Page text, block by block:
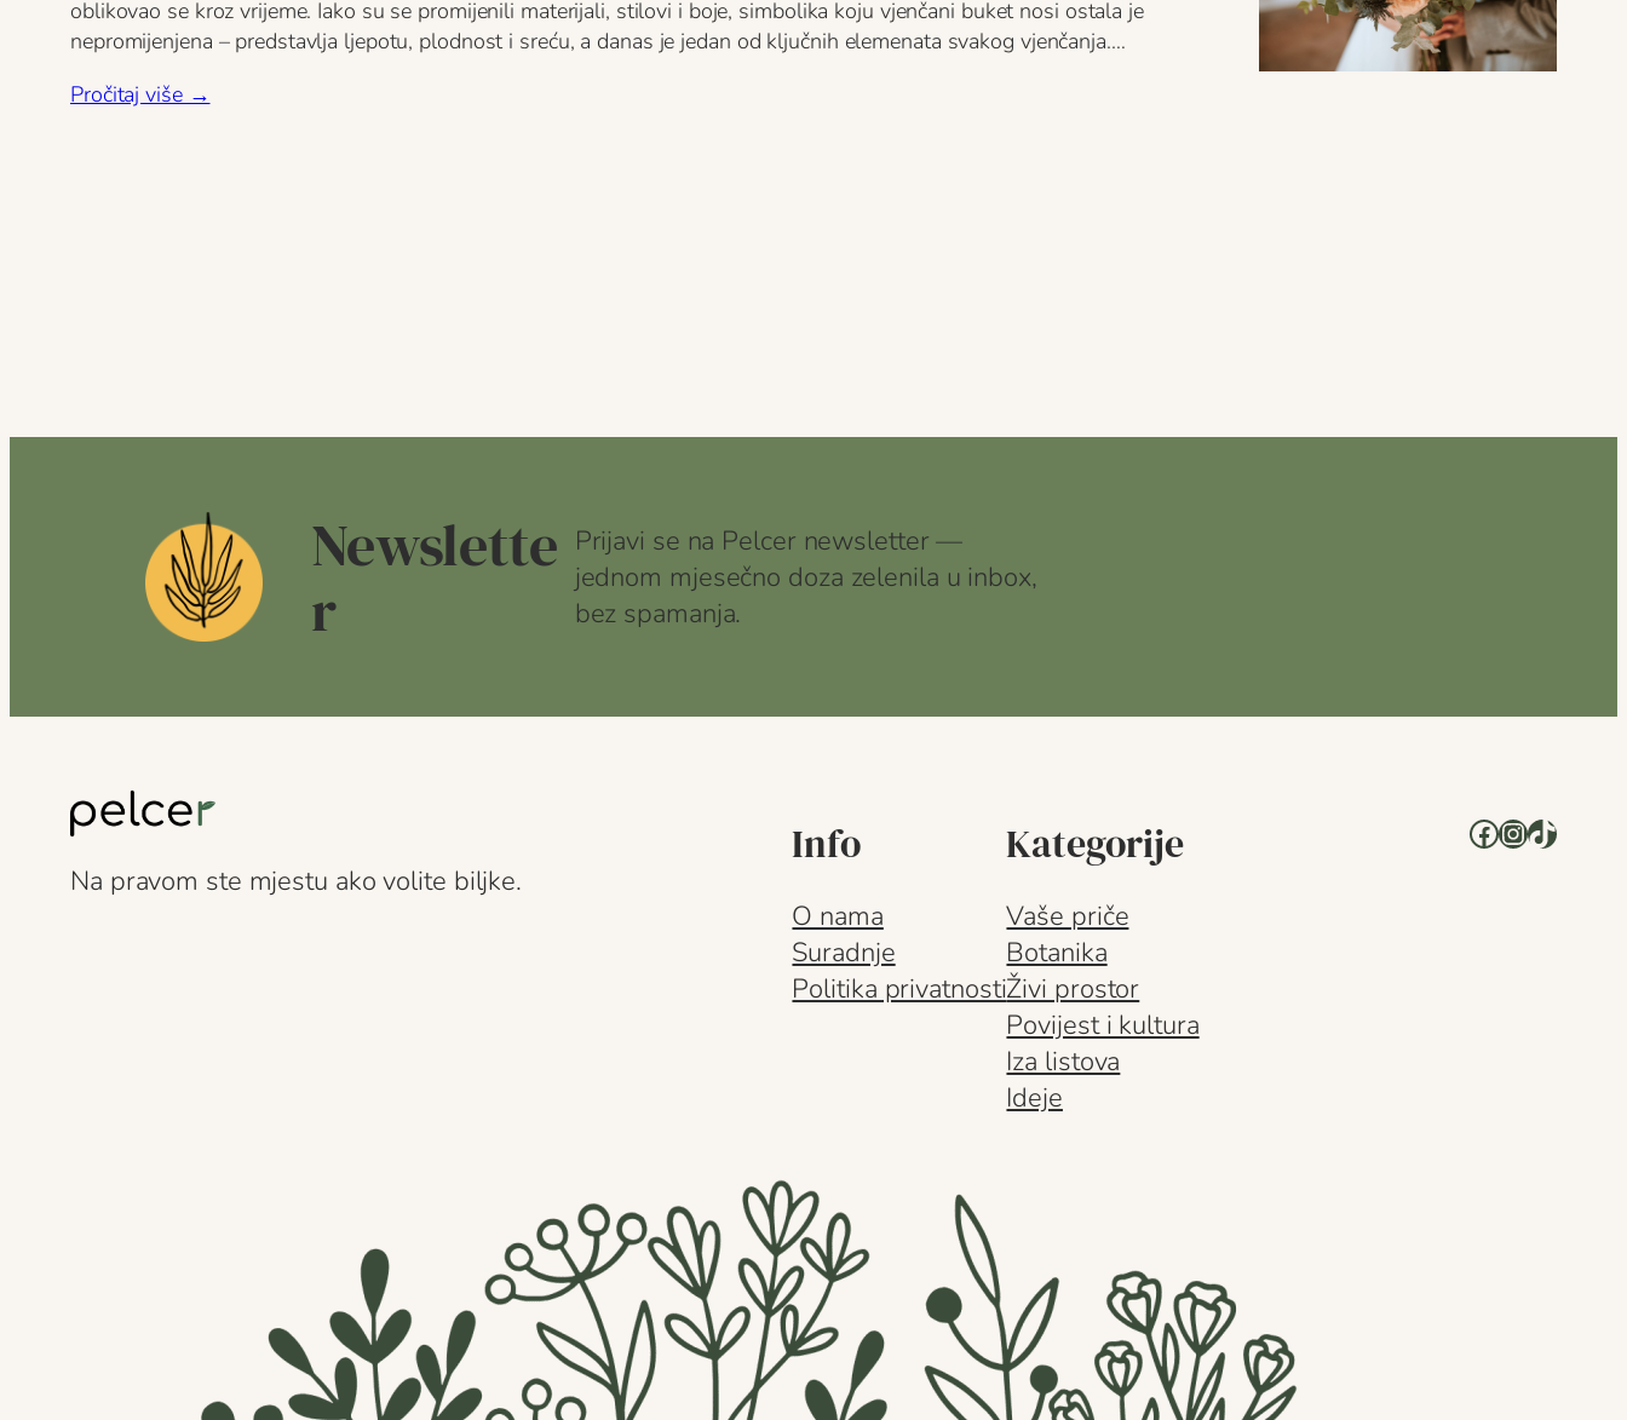
oblikovao se kroz vrijeme. Iako su se promijenili materijali, stilovi i boje, simbolika koju vjenčani buket nosi ostala je
nepromijenjena – predstavlja ljepotu, plodnost i sreću, a danas je jedan od ključnih elemenata svakog vjenčanja.…
Pročitaj više →
Newslette
r
Prijavi se na Pelcer newsletter —
jednom mjesečno doza zelenila u inbox,
bez spamanja.
Na pravom ste mjestu ako volite biljke.
Info
O nama
Suradnje
Politika privatnosti
Kategorije
Vaše priče
Botanika
Živi prostor
Povijest i kultura
Iza listova
Ideje
Facebook
Instagram
TikTok